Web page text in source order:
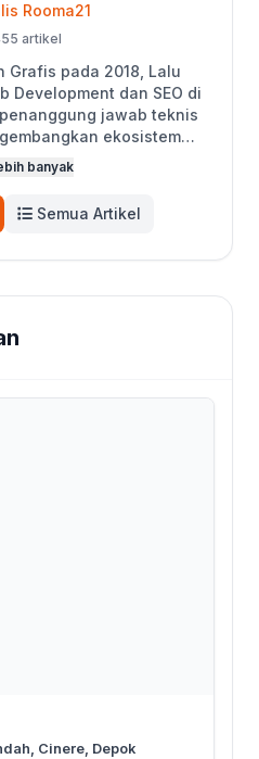
Rooma21
artikel
Grafis pada 2018, Lalu
Development dan SEO di
jawab teknis
ekosistem
Portal Properti,
MLS Jakarta Selatan.
penulis utama di Blog
pencari hunian
performa
banyak
Semua Artikel
Cinere, Depok